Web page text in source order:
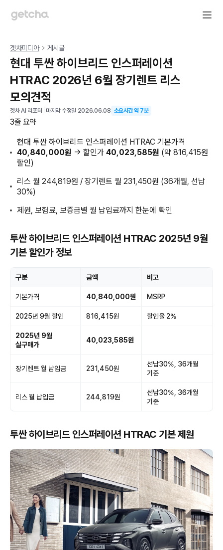
겟차피디아 게시글
현대 투싼 하이브리드 인스퍼레이션
HTRAC 2026년 6월 장기렌트 리스
모의견적
겟차 AI 리포터 마지막 수정일 2026.06.08 소요시간 약7분
3줄 요약
현대 투싼 하이브리드 인스퍼레이션 HTRAC 기본가격
40,840,000원 → 할인가40,023,585원 (약 816,415원
할인)
리스 월 244,819원 / 장기렌트 월 231,450원 (36개월, 선납
30%)
제원, 보험료, 보증금별 월 납입료까지 한눈에 확인
투싼 하이브리드 인스퍼레이션 HTRAC 2025년 9월
기본 할인가 정보
구분 금액 비고
기본가격 40,840,000원 MSRP
2025년 9월 할인 816,415원 할인율 2%
2025년 9월
실구매가
40,023,585원
장기렌트 월 납입금 231,450원
선납30%, 36개월
기준
리스 월 납입금 244,819원
선납30%, 36개월
기준
투싼 하이브리드 인스퍼레이션 HTRAC 기본 제원